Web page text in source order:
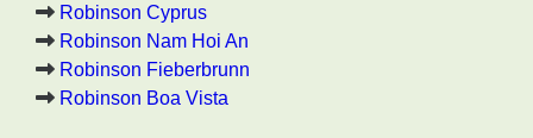
Robinson Cyprus
Robinson Nam Hoi An
Robinson Fieberbrunn
Robinson Boa Vista